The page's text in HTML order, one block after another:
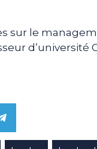
sur le
d’université
Share
on
Telegram